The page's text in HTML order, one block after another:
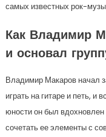
самых известных рок-
Как Владимир
и основал
Владимир Макаров начал
играть на гитаре и петь, и
юности он был
сочетать ее элементы с